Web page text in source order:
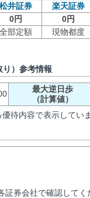
松井証券 楽天証券
0円 0円
全部定額 現物都度
り）参考情報
最大逆日歩
（計算値）
待内容で表示していま
券会社で確認してく